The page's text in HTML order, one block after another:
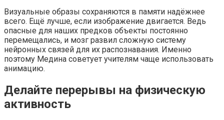
Визуальные образы сохраняются в памяти надёжнее
всего. Ещё лучше, если изображение двигается. Ведь
опасные для наших предков объекты постоянно
перемещались, и мозг развил сложную систему
нейронных связей для их распознавания. Именно
поэтому Медина советует учителям чаще использовать
анимацию.
Делайте перерывы на физическую
активность